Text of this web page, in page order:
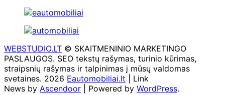
WEBSTUDIO.LT © SKAITMENINIO MARKETINGO
PASLAUGOS. SEO tekstų rašymas, turinio kūrimas,
straipsnių rašymas ir talpinimas į mūsų valdomas
svetaines. 2026 Eautomobiliai.lt | Link
News by Ascendoor | Powered by WordPress.